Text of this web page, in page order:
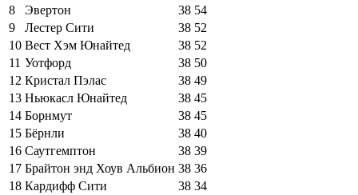
8
Эвертон 38 54
9
Лестер Сити 38 52
10 Вест Хэм Юнайтед 38 52
11 Уотфорд 38 50
12 Кристал Пэлас 38 49
13 Ньюкасл Юнайтед 38 45
14 Борнмут 38 45
15 Бёрнли 38 40
16 Саутгемптон 38 39
17 Брайтон энд Хоув Альбион 38 36
18 Кардифф Сити 38 34